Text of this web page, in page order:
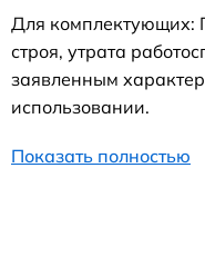
Для комплектующих:
строя, утрата
заявленным
использовании.
Показать полностью